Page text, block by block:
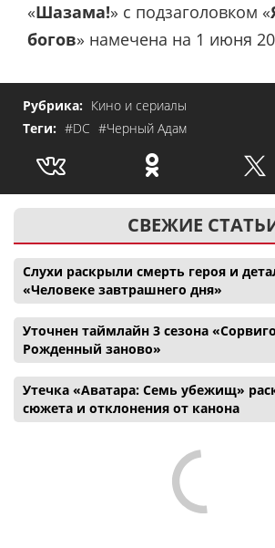
«Шазама!» с подзаголовком «
богов» намечена на 1 июня
Рубрика: Кино и сериалы
Теги: #DC #Черный Адам
СВЕЖИЕ
Слухи раскрыли смерть героя и
«Человеке завтрашнего дня»
Уточнен таймлайн 3 сезона
Рожденный заново»
Утечка «Аватара: Семь убежищ»
сюжета и отклонения от канона